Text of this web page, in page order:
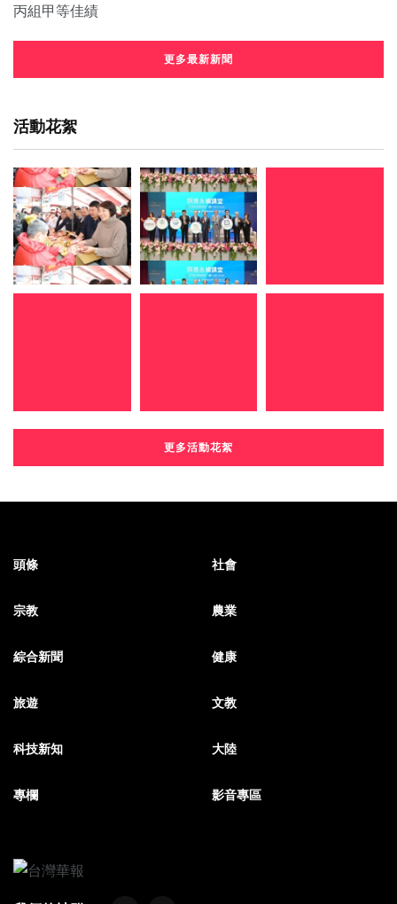
更多最新新聞
活動花絮
更多活動花絮
頭條 社會
宗教 農業
綜合新聞 健康
旅遊 文教
科技新知 大陸
專欄 影音專區